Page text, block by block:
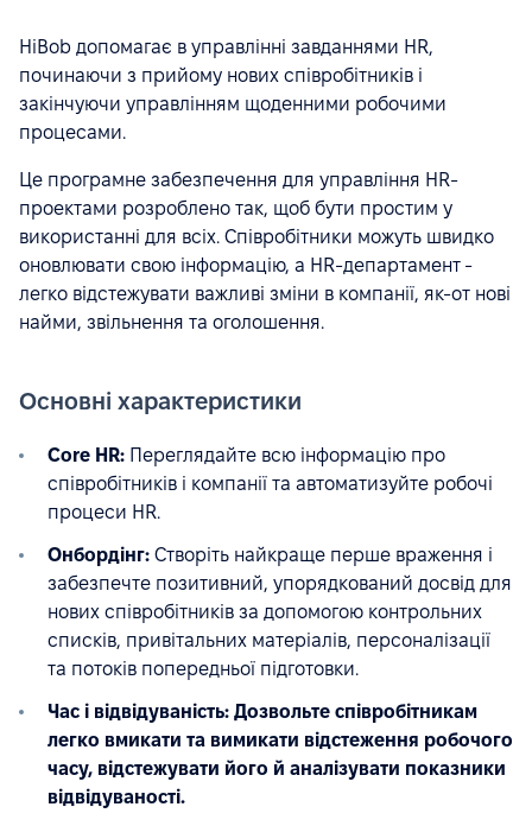
HiBob допомагає в управлінні завданнями HR,
починаючи з прийому нових співробітників і
закінчуючи управлінням щоденними робочими
процесами.
Це програмне забезпечення для управління HR-
проектами розроблено так, щоб бути простим у
використанні для всіх. Співробітники можуть швидко
оновлювати свою інформацію, а HR-департамент -
легко відстежувати важливі зміни в компанії, як-от нові
найми, звільнення та оголошення.
Основні характеристики
Core HR: Переглядайте всю інформацію про
співробітників і компанії та автоматизуйте робочі
процеси HR.
Онбордінг: Створіть найкраще перше враження і
забезпечте позитивний, упорядкований досвід для
нових співробітників за допомогою контрольних
списків, привітальних матеріалів, персоналізації
та потоків попередньої підготовки.
Час і відвідуваність: Дозвольте співробітникам
легко вмикати та вимикати відстеження робочого
часу, відстежувати його й аналізувати показники
відвідуваності.